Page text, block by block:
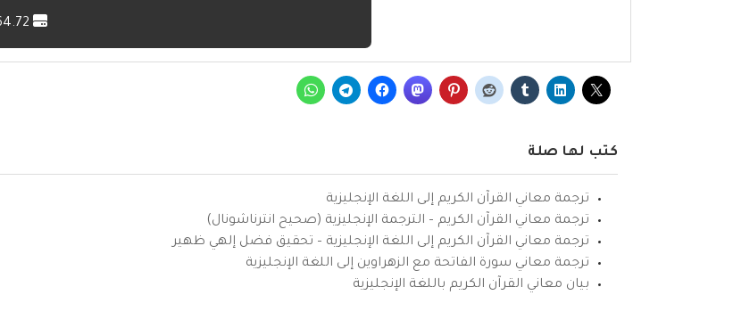
كتب لها صلة
ترجمة معاني القرآن الكريم إلى اللغة الإنجليزية
ترجمة معاني القرآن الكريم – الترجمة الإنجليزية (صحيح انترناشونال)
ترجمة معاني القرآن الكريم إلى اللغة الإنجليزية – تحقيق فضل إلهي ظهير
ترجمة معاني سورة الفاتحة مع الزهراوين إلى اللغة الإنجليزية
بيان معاني القرآن الكريم باللغة الإنجليزية